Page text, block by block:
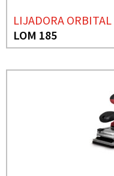
LIJADORA ORBITAL
LOM 185